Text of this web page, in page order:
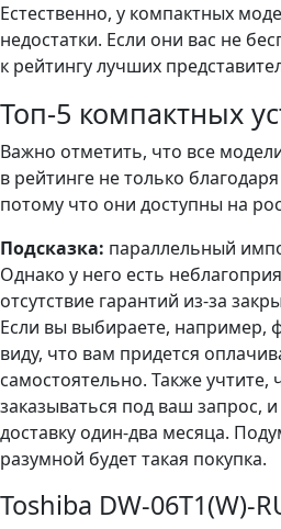
Естественно, у компактных
недостатки. Если они вас не
к рейтингу лучших
Топ-5 компактных
Важно отметить, что все
в рейтинге не только
потому что они доступны на
Подсказка: параллельный
Однако у него есть
отсутствие гарантий из-за
Если вы выбираете, например,
виду, что вам придется
самостоятельно. Также учтите,
заказываться под ваш запрос,
доставку один-два месяца.
разумной будет такая покупка.
Toshiba DW-06T1(W)-